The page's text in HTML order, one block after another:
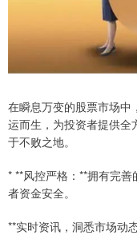
在瞬息万变的股票市场中
运而生，为投资者提供全
于不败之地。
* **风控严格：**拥有完
者资金安全。
**实时资讯，洞悉市场动